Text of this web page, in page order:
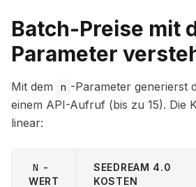
Batch-Preise mit
Parameter
Mit dem n -Parameter generierst
einem API-Aufruf (bis zu 15). Die
linear:
N -
WERT
SEEDREAM 4.0
KOSTEN